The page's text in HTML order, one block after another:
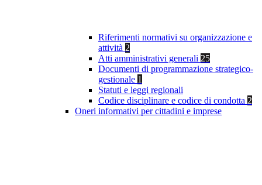
Riferimenti normativi su organizzazione e
attività 2
Atti amministrativi generali 25
Documenti di programmazione strategico-
gestionale 1
Statuti e leggi regionali
Codice disciplinare e codice di condotta 2
Oneri informativi per cittadini e imprese